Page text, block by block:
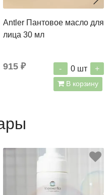
Antler Пантовое масло для
лица 30 мл
915 ₽ - 0 шт +
В корзину